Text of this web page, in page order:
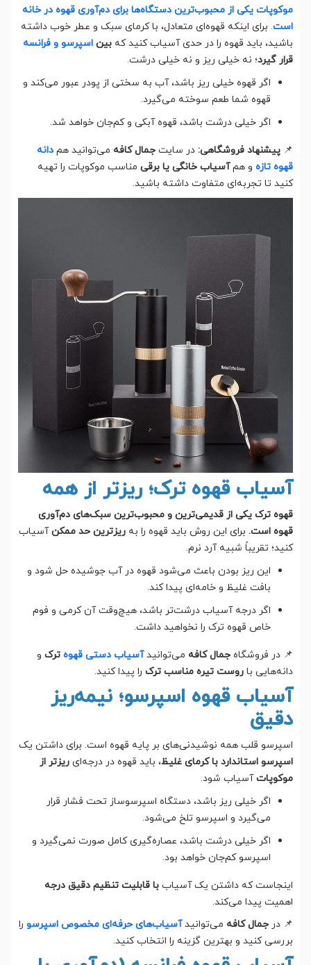
موکوپات یکی از محبوب‌ترین دستگاه‌ها برای دم‌آوری قهوه در خانه
است. برای اینکه قهوه‌ای متعادل، با کرمای سبک و عطر خوب داشته
باشید، باید قهوه را در حدی آسیاب کنید که بین اسپرسو و فرانسه
قرار گیرد؛ نه خیلی ریز و نه خیلی درشت.
اگر قهوه خیلی ریز باشد، آب به سختی از پودر عبور می‌کند و
قهوه شما طعم سوخته می‌گیرد.
اگر خیلی درشت باشد، قهوه آبکی و کم‌جان خواهد شد.
📌 پیشنهاد فروشگاهی: در سایت جمال کافه می‌توانید هم دانه
قهوه تازه و همآسیاب خانگی یا برقی مناسب موکوپات را تهیه
کنید تا تجربه‌ای متفاوت داشته باشید.
آسیاب قهوه ترک؛ ریزتر از همه
قهوه ترک یکی از قدیمی‌ترین و محبوب‌ترین سبک‌های دم‌آوری
قهوه است. برای این روش باید قهوه را به ریزترین حد ممکنآسیاب
کنید؛ تقریباً شبیه آرد نرم.
این ریز بودن باعث می‌شود قهوه در آب جوشیده حل شود و
بافت غلیظ و خامه‌ای پیدا کند.
اگر درجه آسیاب درشت‌تر باشد، هیچ‌وقت آن کرمی و فوم
خاص قهوه ترک را نخواهید داشت.
📌 در فروشگاه جمال کافه می‌توانید آسیاب دستی قهوه ترک و
دانه‌هایی با روست تیره مناسب ترک را پیدا کنید.
آسیاب قهوه اسپرسو؛ نیمه‌ریز
دقیق
اسپرسو قلب همه نوشیدنی‌های بر پایه قهوه است. برای داشتن یک
اسپرسو استاندارد با کرمای غلیظ، باید قهوه در درجه‌ای ریزتر از
موکوپاتآسیاب شود.
اگر خیلی ریز باشد، دستگاه اسپرسوساز تحت فشار قرار
می‌گیرد و اسپرسو تلخ می‌شود.
اگر خیلی درشت باشد، عصاره‌گیری کامل صورت نمی‌گیرد و
اسپرسو کم‌جان خواهد بود.
اینجاست که داشتن یک آسیاب با قابلیت تنظیم دقیق درجه
اهمیت پیدا می‌کند.
📌 در جمال کافه می‌توانیدآسیاب‌های حرفه‌ای مخصوص اسپرسو را
بررسی کنید و بهترین گزینه را انتخاب کنید.